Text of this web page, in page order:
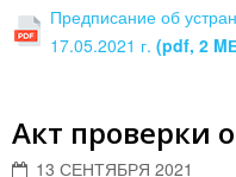
Предписание об
17.05.2021 г. (pdf, 2
Акт проверки
13 СЕНТЯБРЯ 2021